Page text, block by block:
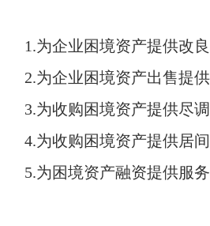
1.为企业困境资产提供改良
2.为企业困境资产出售提供
3.为收购困境资产提供尽调
4.为收购困境资产提供居间
5.为困境资产融资提供服务